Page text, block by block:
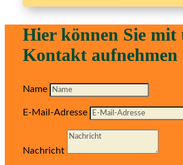
Hier können Sie mit
Kontakt aufnehmen
Name
E-Mail-Adresse
Nachricht